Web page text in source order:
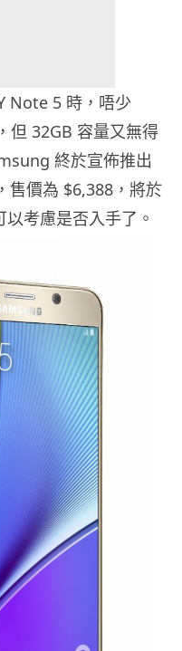
Note 5 時，唔少
但 32GB 容量又無得
終於宣佈推出
售價為 $6,388，將於
考慮是否入手了。